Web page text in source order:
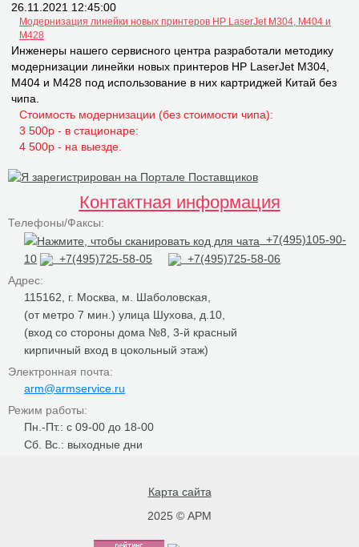
26.11.2021 12:45:00
Модернизация линейки новых принтеров НР LaserJet M304, M404 и
M428
Инженеры нашего сервисного центра разработали методику
модернизации линейки новых принтеров НР LaserJet M304,
M404 и M428 под использование в них картриджей Китай без
чипа.
Стоимость модернизации (без стоимости чипа):
3 500р - в стационаре:
4 500р - на выезде.
Контактная информация
Телефоны/Факсы:
+7(495)105-90-
10
+7(495)725-58-05
+7(495)725-58-06
Адрес:
115162, г. Москва, м. Шаболовская,
(от метро 7 мин.) улица Шухова, д.10,
(вход со стороны дома №8, 3-й красный
кирпичный вход в цокольный этаж)
Электронная почта:
arm@armservice.ru
Режим работы:
Пн.-Пт.: с 09-00 до 18-00
Сб. Вс.: выходные дни
Карта сайта
2025 © АРМ